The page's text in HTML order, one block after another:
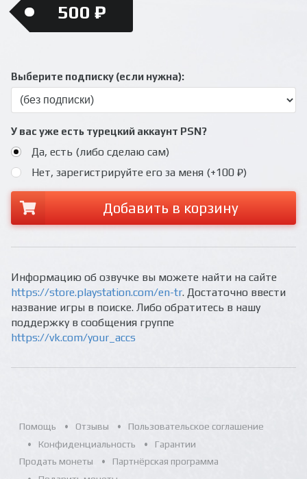
500 ₽
Выберите подписку (если нужна):
У вас уже есть турецкий аккаунт PSN?
Да, есть (либо сделаю сам)
Нет, зарегистрируйте его за меня (+100 ₽)
Добавить в корзину
Информацию об озвучке вы можете найти на сайте
https://store.playstation.com/en-tr. Достаточно ввести
название игры в поиске. Либо обратитесь в нашу
поддержку в сообщения группе
https://vk.com/your_accs
Помощь Отзывы
Пользовательское соглашение
Конфиденциальность
Гарантии
Продать монеты
Партнёрская программа